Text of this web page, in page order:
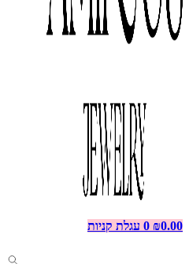
₪0.00
0 עגלת קניות